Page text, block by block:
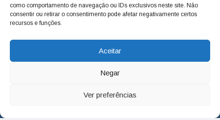
como comportamento de navegação ou IDs exclusivos neste site. Não
consentir ou retirar o consentimento pode afetar negativamente certos
recursos e funções.
Aceitar
Negar
Ver preferências
questionando os órgãos públicos em busca de melhorias
para a cidade e sempre cobrando resoluções para casos
adm@jtv.com.br
(19) 3929-6225